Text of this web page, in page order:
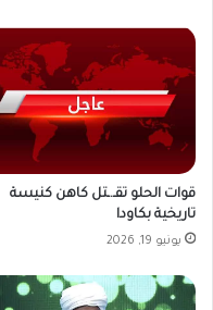
قوات الحلو تقـ.ـتل كاهن كنيسة
تاريخية بكاودا
يونيو 19, 2026